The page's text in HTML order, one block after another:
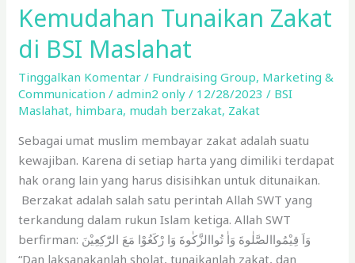
Kemudahan Tunaikan Zakat
di BSI Maslahat
Tinggalkan Komentar / Fundraising Group, Marketing &
Communication /admin2 only/ 12/28/2023/ BSI
Maslahat, himbara, mudah berzakat, Zakat
Sebagai umat muslim membayar zakat adalah suatu
kewajiban. Karena di setiap harta yang dimiliki terdapat
hak orang lain yang harus disisihkan untuk ditunaikan.
Berzakat adalah salah satu perintah Allah SWT yang
terkandung dalam rukun Islam ketiga. Allah SWT
berfirman: وَاَ قِيْمُواالصَّلٰوةَ وَاٰ تُواالزَّكٰوةَ وَا رْكَعُوْا مَعَ الرّٰكِعِيْنَ
“Dan laksanakanlah sholat, tunaikanlah zakat, dan